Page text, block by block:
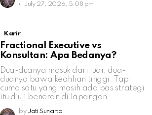
July 27, 2026, 5:08 pm
Karir
Fractional Executive vs
Konsultan: Apa Bedanya?
Dua-duanya masuk dari luar, dua-
duanya bawa keahlian tinggi. Tapi
cuma satu yang masih ada pas strategi
itu diuji beneran di lapangan.
by Jati Sunarto